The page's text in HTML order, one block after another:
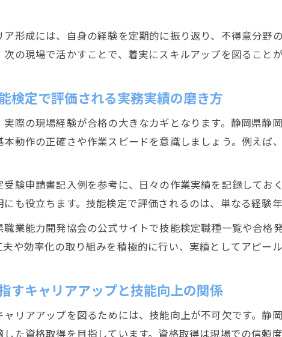
ア形成には、自身の経験を定期的に振り返り、不得意分
の現場で活かすことで、着実にスキルアップを図ることが
検定で評価される実務実績の磨き方
際の現場経験が合格の大きなカギとなります。静岡県静
本動作の正確さや作業スピードを意識しましょう。例え
受験申請書記入例を参考に、日々の作業実績を記録して
も役立ちます。技能検定で評価されるのは、単なる経験
職業能力開発協会の公式サイトで技能検定職種一覧や合
や効率化の取り組みを積極的に行い、実績としてアピー
すキャリアアップと技能向上の関係
ャリアアップを図るためには、技能向上が不可欠です。
た資格取得を目指しています。資格取得は現場での信頼